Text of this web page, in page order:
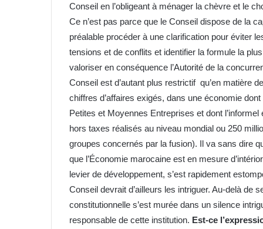
Conseil en l’obligeant à ménager la chèvre et le
Ce n’est pas parce que le Conseil dispose de la
préalable procéder à une clarification pour éviter
tensions et de conflits et identifier la formule la
valoriser en conséquence l’Autorité de la
Conseil est d’autant plus restrictif qu’en matière
chiffres d’affaires exigés, dans une économie
Petites et Moyennes Entreprises et dont
hors taxes réalisés au niveau mondial ou 250
groupes concernés par la fusion). Il va sans dire
que l’Économie marocaine est en mesure
levier de développement, s’est rapidement
Conseil devrait d’ailleurs les intriguer. Au-delà de
constitutionnelle s’est murée dans un silence
responsable de cette institution. Est-ce